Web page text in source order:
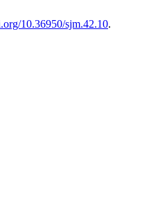
10.36950/sjm.42.10.